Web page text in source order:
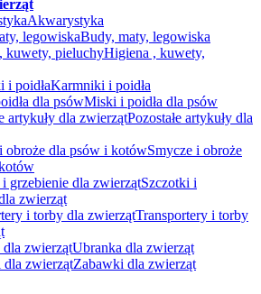
Akwarystyka
Budy, maty, legowiska
Higiena , kuwety,
Karmniki i poidła
Miski i poidła dla psów
Pozostałe artykuły dla
Smycze i obroże
Szczotki i
zwierząt
Transportery i torby
Ubranka dla zwierząt
Zabawki dla zwierząt